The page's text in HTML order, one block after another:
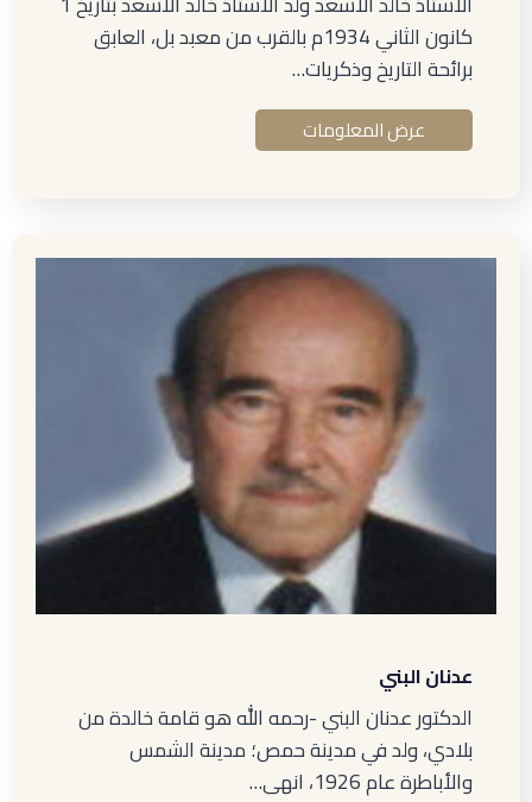
كانون الثاني 1934م بالقرب من معبد بل، العابق
برائحة التاريخ وذكريات…
عرض المعلومات
عدنان البني
الدكتور عدنان البني -رحمه الله هو قامة خالدة من
بلادي، ولد في مدينة حمص؛ مدينة الشمس
والأباطرة عام 1926، انهى…